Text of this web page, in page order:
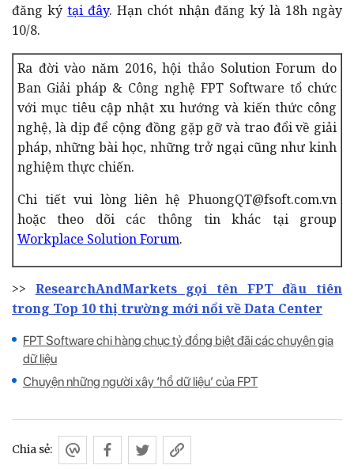
đăng kýtại đây. Hạn chót nhận đăng ký là 18h ngày
10/8.
Ra đời vào năm 2016, hội thảo Solution Forum do
Ban Giải pháp & Công nghệ FPT Software tổ chức
với mục tiêu cập nhật xu hướng và kiến thức công
nghệ, là dịp để cộng đồng gặp gỡ và trao đổi về giải
pháp, những bài học, những trở ngại cũng như kinh
nghiệm thực chiến.
Chi tiết vui lòng liên hệ PhuongQT@fsoft.com.vn
hoặc theo dõi các thông tin khác tại group
Workplace Solution Forum.
>> ResearchAndMarkets gọi tên FPT đầu tiên
trong Top 10 thị trường mới nổi về Data Center
FPT Software chi hàng chục tỷ đồng biệt đãi các chuyên gia
dữ liệu
Chuyện những người xây ‘hồ dữ liệu’ của FPT
Chia sẻ: